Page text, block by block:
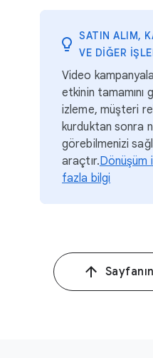
SATIN ALIM,
VE DIĞER
Video
etkinin tamamını
izleme, müşteri
kurduktan sonra
görebilmenizi
araçtır.Dönüşüm
fazla bilgi